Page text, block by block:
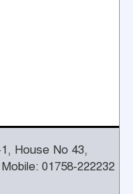
House No 43,
01758-222232